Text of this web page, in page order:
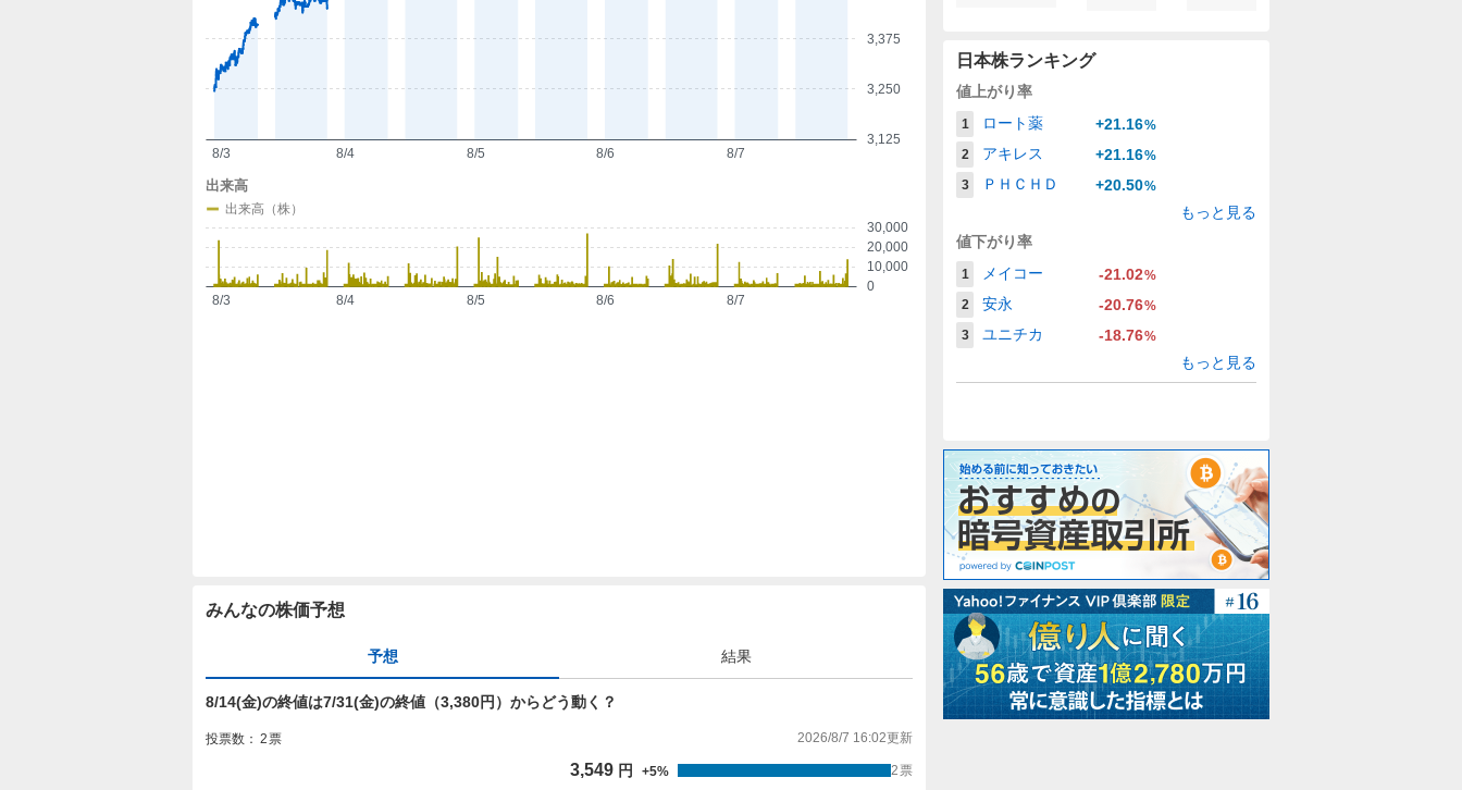
3,125
3,250
3,375
8/3 8/4 8/5 8/6 8/7
0
10,000
20,000
30,000
8/3 8/4 8/5 8/6 8/7
出来高
出来高（株）
みんなの株価予想
予想 結果
8/14(金)の終値は7/31(金)の終値（3,380円）からどう動く？
投票数： 2票 2026/8/7 16:02更新
3,549 円 +5% 2 票
日本株ランキング
値上がり率
1 ロート薬 +21.16%
2
アキレス +21.16%
3
ＰＨＣＨＤ +20.50%
もっと見る
値下がり率
1 メイコー -21.02%
2
安永 -20.76%
3
ユニチカ -18.76%
もっと見る